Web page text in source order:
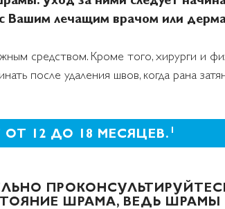
Вашим лечащим врачом или
средством. Кроме того, хирурги и
после удаления швов, когда рана
12 ДО 18 МЕСЯЦЕВ. 1
ШРАМА, ВЕДЬ